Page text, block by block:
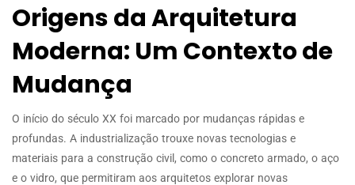
Origens da Arquitetura
Moderna: Um Contexto de
Mudança
O início do século XX foi marcado por mudanças rápidas e
profundas. A industrialização trouxe novas tecnologias e
materiais para a construção civil, como o concreto armado, o aço
e o vidro, que permitiram aos arquitetos explorar novas